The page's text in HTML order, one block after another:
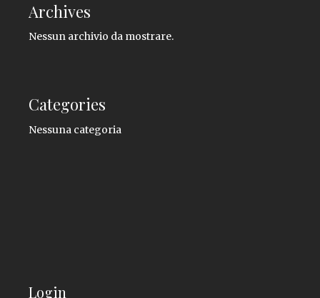
Archives
Nessun archivio da mostrare.
Categories
Nessuna categoria
Login